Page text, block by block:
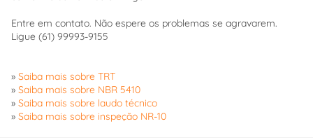
Entre em contato. Não espere os problemas se agravarem.
Ligue (61) 99993-9155
» Saiba mais sobre TRT
» Saiba mais sobre NBR 5410
» Saiba mais sobre laudo técnico
» Saiba mais sobre inspeção NR-10